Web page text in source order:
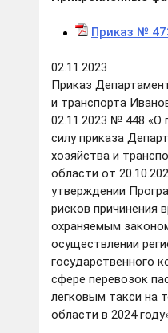
Приказ №
02.11.2023
Приказ
и транспорта
02.11.2023 № 448 «О
силу приказа
хозяйства и
области от
утверждении
рисков причинения
охраняемым
осуществлении
государственного
сфере перевозок
легковым такси на
области в 2024